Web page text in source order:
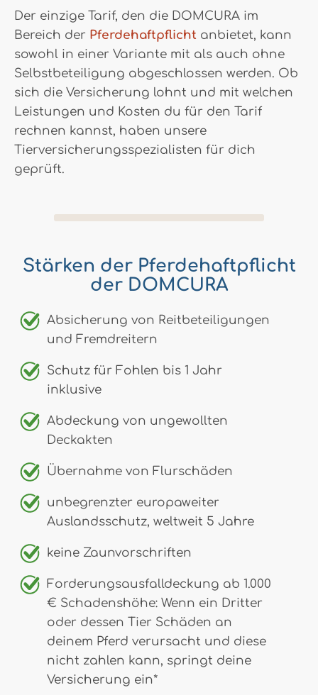
Der einzige Tarif, den die DOMCURA im
Bereich der Pferdehaftpflicht anbietet, kann
sowohl in einer Variante mit als auch ohne
Selbstbeteiligung abgeschlossen werden. Ob
sich die Versicherung lohnt und mit welchen
Leistungen und Kosten du für den Tarif
rechnen kannst, haben unsere
Tierversicherungsspezialisten für dich
geprüft.
Stärken der Pferdehaftpflicht
der DOMCURA
Absicherung von Reitbeteiligungen
und Fremdreitern
Schutz für Fohlen bis 1 Jahr
inklusive
Abdeckung von ungewollten
Deckakten
Übernahme von Flurschäden
unbegrenzter europaweiter
Auslandsschutz, weltweit 5 Jahre
keine Zaunvorschriften
Forderungsausfalldeckung ab 1.000
€ Schadenshöhe: Wenn ein Dritter
oder dessen Tier Schäden an
deinem Pferd verursacht und diese
nicht zahlen kann, springt deine
Versicherung ein*